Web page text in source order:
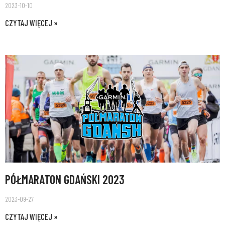
2023-10-10
CZYTAJ WIĘCEJ »
PÓŁMARATON GDAŃSKI 2023
2023-09-27
CZYTAJ WIĘCEJ »